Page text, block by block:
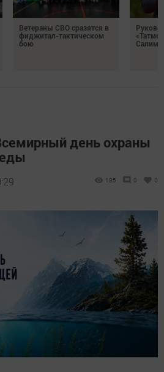
Ветераны СВО сразятся в
фиджитал-тактическом
бою
день охраны
185 0 0